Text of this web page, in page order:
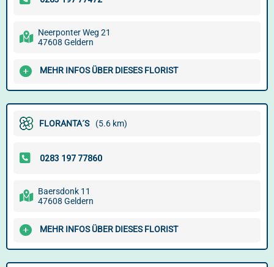
Neerponter Weg 21
47608 Geldern
MEHR INFOS ÜBER DIESES FLORIST
FLORANTA´S (5.6 km)
Baersdonk 11
47608 Geldern
MEHR INFOS ÜBER DIESES FLORIST